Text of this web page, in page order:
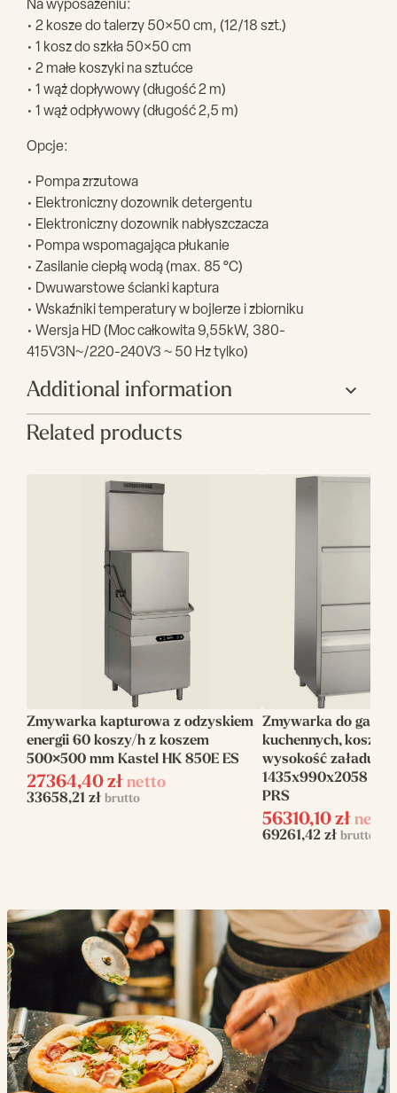
Na wyposażeniu:
• 2 kosze do talerzy 50×50 cm, (12/18 szt.)
• 1 kosz do szkła 50×50 cm
• 2 małe koszyki na sztućce
• 1 wąż dopływowy (długość 2 m)
• 1 wąż odpływowy (długość 2,5 m)
Opcje:
• Pompa zrzutowa
• Elektroniczny dozownik detergentu
• Elektroniczny dozownik nabłyszczacza
• Pompa wspomagająca płukanie
• Zasilanie ciepłą wodą (max. 85 °C)
• Dwuwarstowe ścianki kaptura
• Wskaźniki temperatury w bojlerze i zbiorniku
• Wersja HD (Moc całkowita 9,55kW, 380-
415V3N~/220-240V3 ~ 50 Hz tylko)
220-240V3 tylko
• 60 Hz
Additional information
Producent Kastel
Wysokość (mm) 1485
Dozownik myjący Tak
Tak
Rozmiar kosza
(mm)
500 x 500
Ilość cykli
Moc elektryczna
(kW)
6.75
Napięcie zasilania 400 V
Rodzaj zmywarki Zmywarki kapturowe
Related products
Zmywarka kapturowa z odzyskiem
energii 60 koszy/h z koszem
500×500 mm Kastel HK 850E ES
27364,40 zł netto
33658,21 zł brutto
Zmywarka do
kuchennych, kosz
wysokość
1435x990x2058
PRS
56310,10 zł netto
69261,42 zł brutto